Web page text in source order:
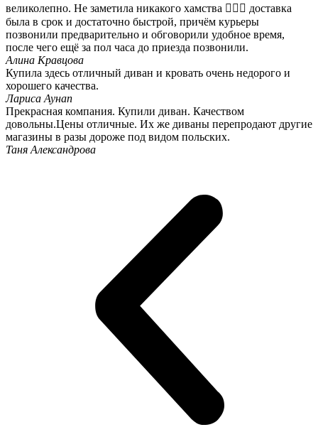
великолепно. Не заметила никакого хамства 🤷🏻‍♀️ доставка
была в срок и достаточно быстрой, причём курьеры
позвонили предварительно и обговорили удобное время,
после чего ещё за пол часа до приезда позвонили.
Алина Кравцова
Купила здесь отличный диван и кровать очень недорого и
хорошего качества.
Лариса Аунап
Прекрасная компания. Купили диван. Качеством
довольны.Цены отличные. Их же диваны перепродают другие
магазины в разы дороже под видом польских.
Таня Александрова